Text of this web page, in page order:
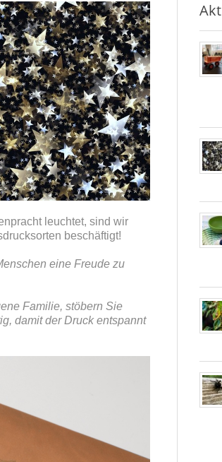
leuchtet, sind wir
beschäftigt!
eine Freude zu
Familie, stöbern Sie
damit der Druck entspannt